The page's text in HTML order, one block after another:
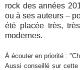
rock des années
ou à ses auteurs –
été placée très,
modernes.
À écouter en priorité :
Aussi conseillé sur